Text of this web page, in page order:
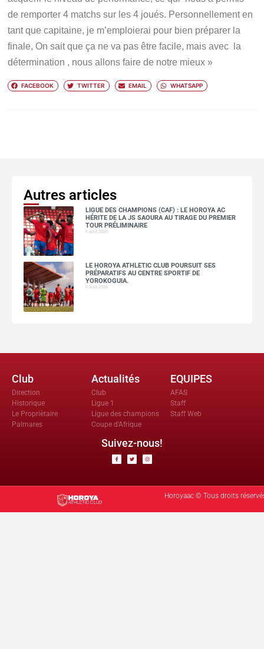
de remporter 4 matchs sur les 4 joués. Personnellement en
tant que capitaine, je m’emploierai pour bien préparer la
finale, On sait que ça ne va pas être facile, mais avec la
détermination , nous allons faire de notre mieux »
FACEBOOK TWITTER EMAIL WHATSAPP
Autres articles
LIGUE DES CHAMPIONS (CAF) : LE HOROYA AC
HÉRITE DE LA JS SAOURA AU TIRAGE DU PREMIER
TOUR PRÉLIMINAIRE
6 août 2026
LE HOROYA ATHLETIC CLUB POURSUIT SES
PRÉPARATIFS AU CENTRE SPORTIF DE
YOROKOGUIA.
6 août 2026
Club
Direction
Historique
Le Propriètaire
Palmares
Actualités
Club
Ligue 1
Ligue des champions
Coupe d'Afrique
EQUIPES
AFAS
Staff
Staff Web
Suivez-nous!
Horoyaac © Tous droits